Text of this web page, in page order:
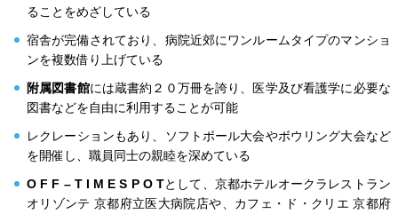
ることをめざしている
宿舎が完備されており、病院近郊にワンルームタイプのマンショ
ンを複数借り上げている
附属図書館には蔵書約２０万冊を誇り、医学及び看護学に必要な
図書などを自由に利用することが可能
レクレーションもあり、ソフトボール大会やボウリング大会など
を開催し、職員同士の親睦を深めている
O F F – T I M E S P O Tとして、京都ホテルオークラレストラン
オリゾンテ 京都府立医大病院店や、カフェ・ド・クリエ 京都府